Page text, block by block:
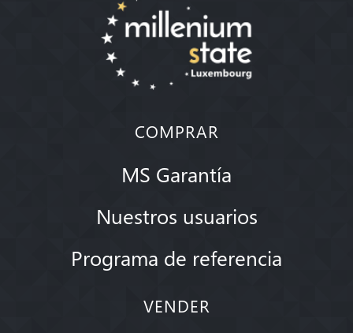
COMPRAR
MS Garantía
Nuestros usuarios
Programa de referencia
VENDER